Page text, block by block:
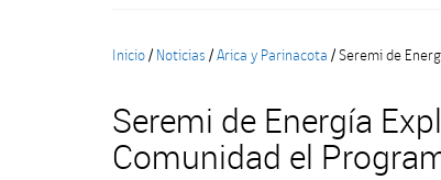
Inicio/ Noticias /Arica y Parinacota /Seremi de
Seremi de Energía
Comunidad el